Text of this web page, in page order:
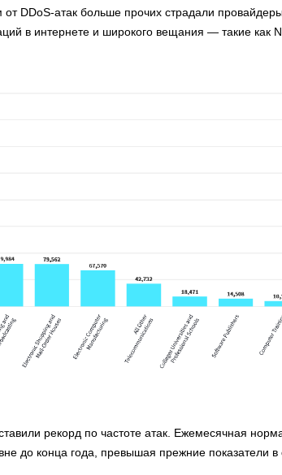
DDoS-атак больше прочих страдали
в интернете и широкого вещания — такие как
рекорд по частоте атак. Ежемесячная
до конца года, превышая прежние показатели в